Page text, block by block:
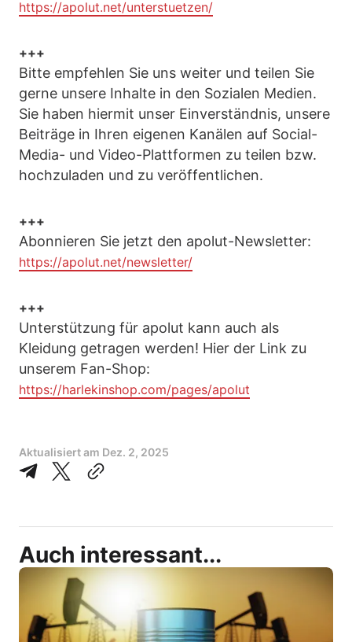
https://apolut.net/unterstuetzen/
+++
Bitte empfehlen Sie uns weiter und teilen Sie
gerne unsere Inhalte in den Sozialen Medien.
Sie haben hiermit unser Einverständnis, unsere
Beiträge in Ihren eigenen Kanälen auf Social-
Media- und Video-Plattformen zu teilen bzw.
hochzuladen und zu veröffentlichen.
+++
Abonnieren Sie jetzt den apolut-Newsletter:
https://apolut.net/newsletter/
+++
Unterstützung für apolut kann auch als
Kleidung getragen werden! Hier der Link zu
unserem Fan-Shop:
https://harlekinshop.com/pages/apolut
Aktualisiert am Dez. 2, 2025
Auch interessant...